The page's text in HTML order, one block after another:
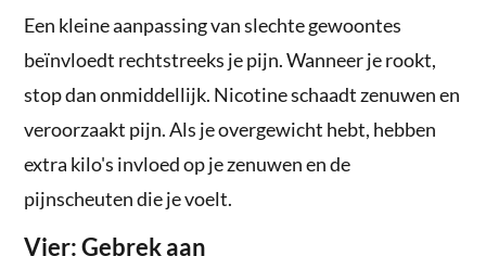
Een kleine aanpassing van slechte gewoontes
beïnvloedt rechtstreeks je pijn. Wanneer je rookt,
stop dan onmiddellijk. Nicotine schaadt zenuwen en
veroorzaakt pijn. Als je overgewicht hebt, hebben
extra kilo's invloed op je zenuwen en de
pijnscheuten die je voelt.
Vier: Gebrek aan